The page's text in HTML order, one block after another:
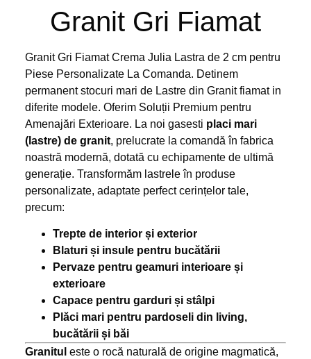
Granit Gri Fiamat
Granit Gri Fiamat Crema Julia Lastra de 2 cm pentru
Piese Personalizate La Comanda. Detinem
permanent stocuri mari de Lastre din Granit fiamat in
diferite modele. Oferim Soluții Premium pentru
Amenajări Exterioare. La noi gasesti placi mari
(lastre) de granit, prelucrate la comandă în fabrica
noastră modernă, dotată cu echipamente de ultimă
generație. Transformăm lastrele în produse
personalizate, adaptate perfect cerințelor tale,
precum:
Trepte de interior și exterior
Blaturi și insule pentru bucătării
Pervaze pentru geamuri interioare și
exterioare
Capace pentru garduri și stâlpi
Plăci mari pentru pardoseli din living,
bucătării și băi
Granitul este o rocă naturală de origine magmatică,